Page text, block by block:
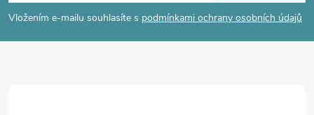
p
a
Vložením e-mailu souhlasíte s podmínkami ochrany osobních údajů